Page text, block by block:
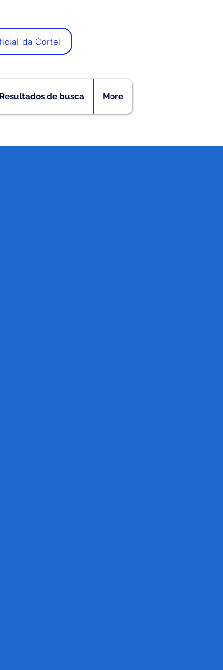
da Cortel
Resultados de busca More